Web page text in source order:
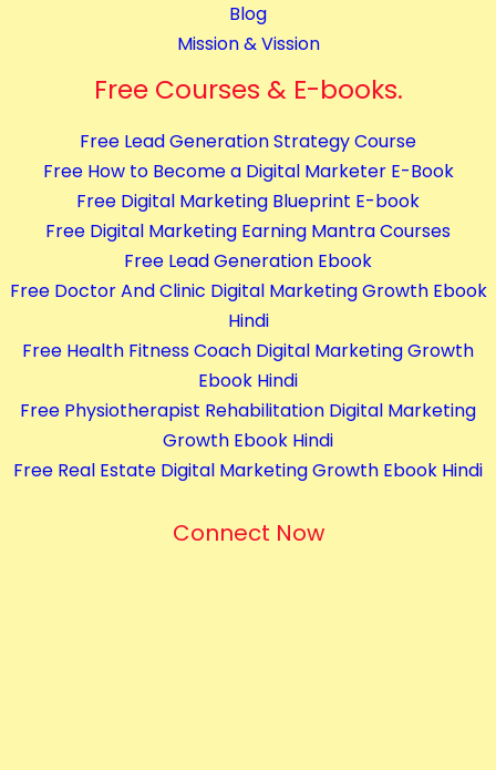
Blog
Mission & Vission
Free Courses & E-books.
Free Lead Generation Strategy Course
Free How to Become a Digital Marketer E-Book
Free Digital Marketing Blueprint E-book
Free Digital Marketing Earning Mantra Courses
Free Lead Generation Ebook
Free Doctor And Clinic Digital Marketing Growth Ebook
Hindi
Free Health Fitness Coach Digital Marketing Growth
Ebook Hindi
Free Physiotherapist Rehabilitation Digital Marketing
Growth Ebook Hindi
Free Real Estate Digital Marketing Growth Ebook Hindi
Connect Now